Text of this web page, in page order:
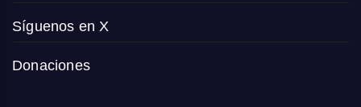
Síguenos en X
Donaciones